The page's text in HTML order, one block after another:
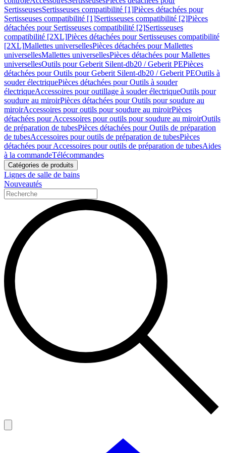
SertisseusesSertisseuses compatibilité [1]Pièces détachées pour
Sertisseuses compatibilité [1]Sertisseuses compatibilité [2]Pièces
détachées pour Sertisseuses compatibilité [2]Sertisseuses
compatibilité [2XL]Pièces détachées pour Sertisseuses compatibilité
[2XL]Mallettes universellesPièces détachées pour Mallettes
universellesMallettes universellesPièces détachées pour Mallettes
universellesOutils pour Geberit Silent-db20 / Geberit PEPièces
détachées pour Outils pour Geberit Silent-db20 / Geberit PEOutils à
souder électriquePièces détachées pour Outils à souder
électriqueAccessoires pour outillage à souder électriqueOutils pour
soudure au miroirPièces détachées pour Outils pour soudure au
miroirAccessoires pour outils pour soudure au miroirPièces
détachées pour Accessoires pour outils pour soudure au miroirOutils
de préparation de tubesPièces détachées pour Outils de préparation
de tubesAccessoires pour outils de préparation de tubesPièces
détachées pour Accessoires pour outils de préparation de tubesAides
à la commandeTélécommandes
Catégories de produits
Lignes de salle de bains
Nouveautés